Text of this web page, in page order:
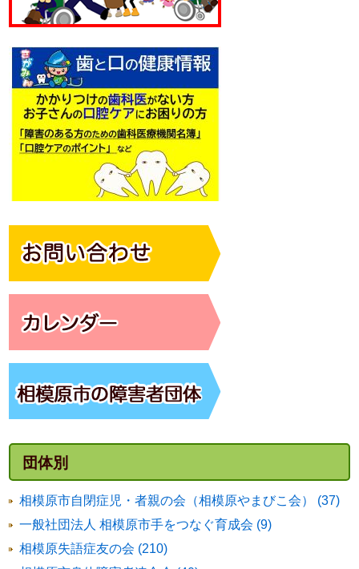
団体別
相模原市自閉症児・者親の会（相模原やまびこ会） (37)
一般社団法人 相模原市手をつなぐ育成会 (9)
相模原失語症友の会 (210)